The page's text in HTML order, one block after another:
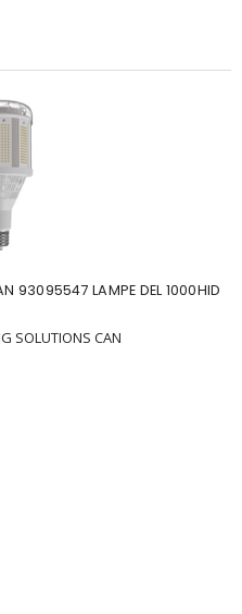
93095547 LAMPE DEL 1000HID
SOLUTIONS CAN